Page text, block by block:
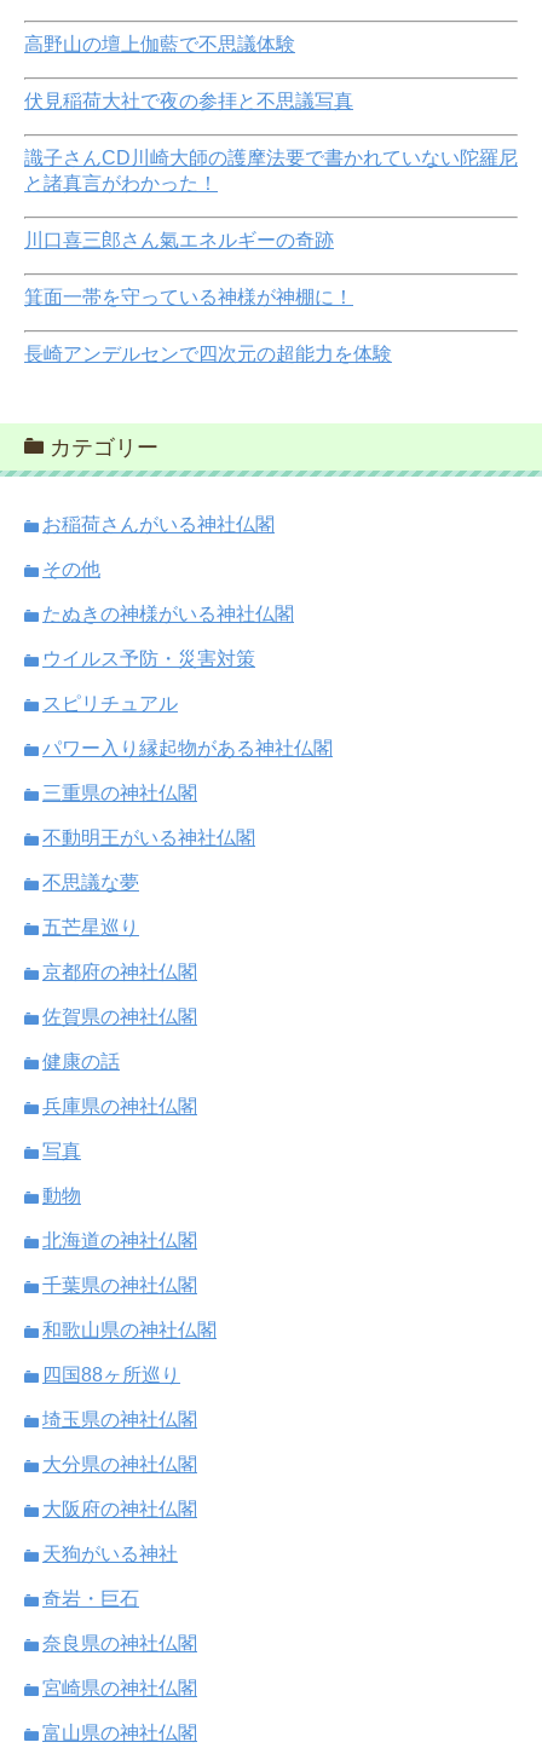
高野山の壇上伽藍で不思議体験
伏見稲荷大社で夜の参拝と不思議写真
識子さんCD川崎大師の護摩法要で書かれていない陀羅尼
と諸真言がわかった！
川口喜三郎さん氣エネルギーの奇跡
箕面一帯を守っている神様が神棚に！
長崎アンデルセンで四次元の超能力を体験
カテゴリー
お稲荷さんがいる神社仏閣
その他
たぬきの神様がいる神社仏閣
ウイルス予防・災害対策
スピリチュアル
パワー入り縁起物がある神社仏閣
三重県の神社仏閣
不動明王がいる神社仏閣
不思議な夢
五芒星巡り
京都府の神社仏閣
佐賀県の神社仏閣
健康の話
兵庫県の神社仏閣
写真
動物
北海道の神社仏閣
千葉県の神社仏閣
和歌山県の神社仏閣
四国88ヶ所巡り
埼玉県の神社仏閣
大分県の神社仏閣
大阪府の神社仏閣
天狗がいる神社
奇岩・巨石
奈良県の神社仏閣
宮崎県の神社仏閣
富山県の神社仏閣